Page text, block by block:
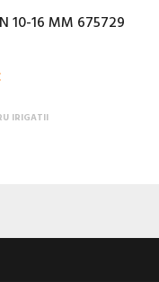
10-16 MM 675729
IRIGATII